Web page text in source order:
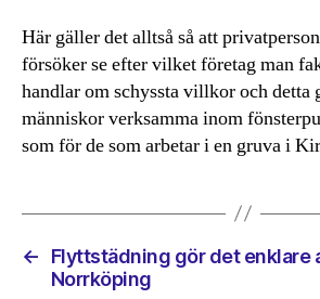
Här gäller det alltså så att
försöker se efter vilket företag man
handlar om schyssta villkor och detta
människor verksamma inom
som för de som arbetar i en gruva i
←
Flyttstädning gör det enklare
Norrköping